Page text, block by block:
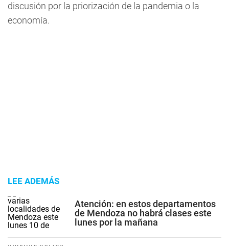
discusión por la priorización de la pandemia o la
economía.
LEE ADEMÁS
Atención: en estos departamentos
de Mendoza no habrá clases este
lunes por la mañana